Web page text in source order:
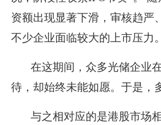
资额出现显著下滑，审核趋严
不少企业面临较大的上市压力。
在这期间，众多光储企业
待，却始终未能如愿。于是，
与之相对应的是港股市场